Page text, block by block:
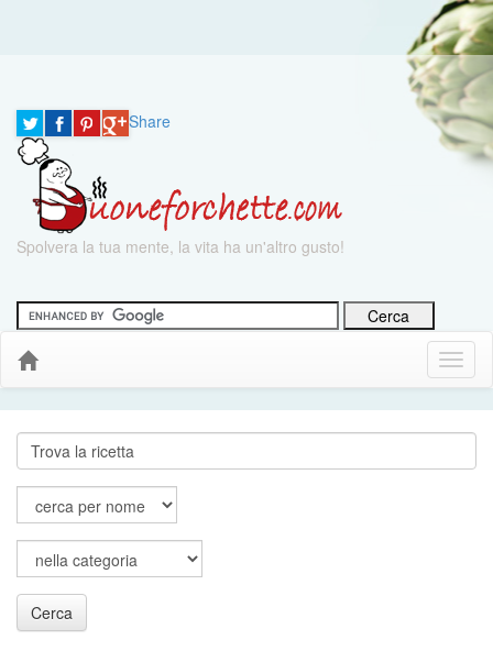
Share
Spolvera la tua mente, la vita ha un'altro gusto!
Menu
Down
Cerca
Cerca